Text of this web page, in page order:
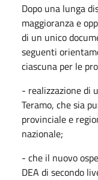
Dopo una lunga
maggioranza e
di un unico
seguenti
ciascuna per le
- realizzazione di
Teramo, che sia
provinciale e
nazionale;
- che il nuovo
DEA di secondo